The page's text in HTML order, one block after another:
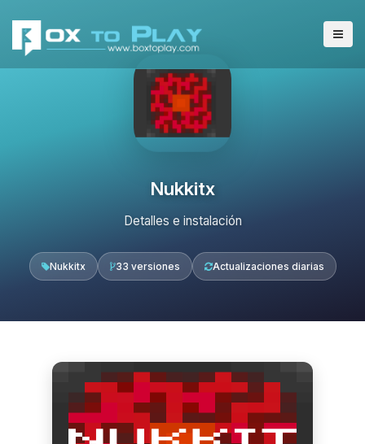
Nukkitx
Detalles e instalación
Nukkitx 33 versiones Actualizaciones diarias